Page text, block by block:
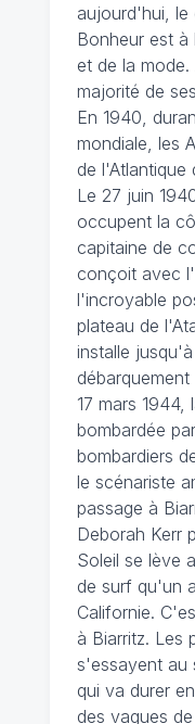
aujourd'hui, le
Bonheur est à
et de la
majorité de
En 1940,
mondiale, les
de l'Atlantique
Le 27 juin
occupent la
capitaine de
conçoit avec
l'incroyable
plateau de
installe
17 mars 1944,
bombardée
bombardiers
le scénariste
passage à
Deborah Kerr
Soleil se lève
de surf qu'un
Californie.
à Biarritz. Les
s'essayent au
qui va durer
des vagues